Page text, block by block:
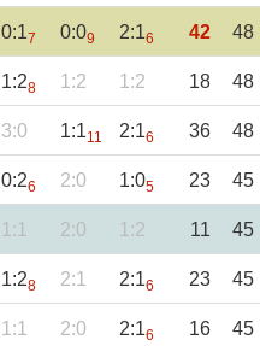
0:17 0:09 2:16 42 48
1:28 1:2 1:2 18 48
3:0 1:111 2:16 36 48
0:26 2:0 1:05 23 45
1:1 2:0 1:2 11 45
1:28 2:1 2:16 23 45
1:1 2:0 2:16 16 45